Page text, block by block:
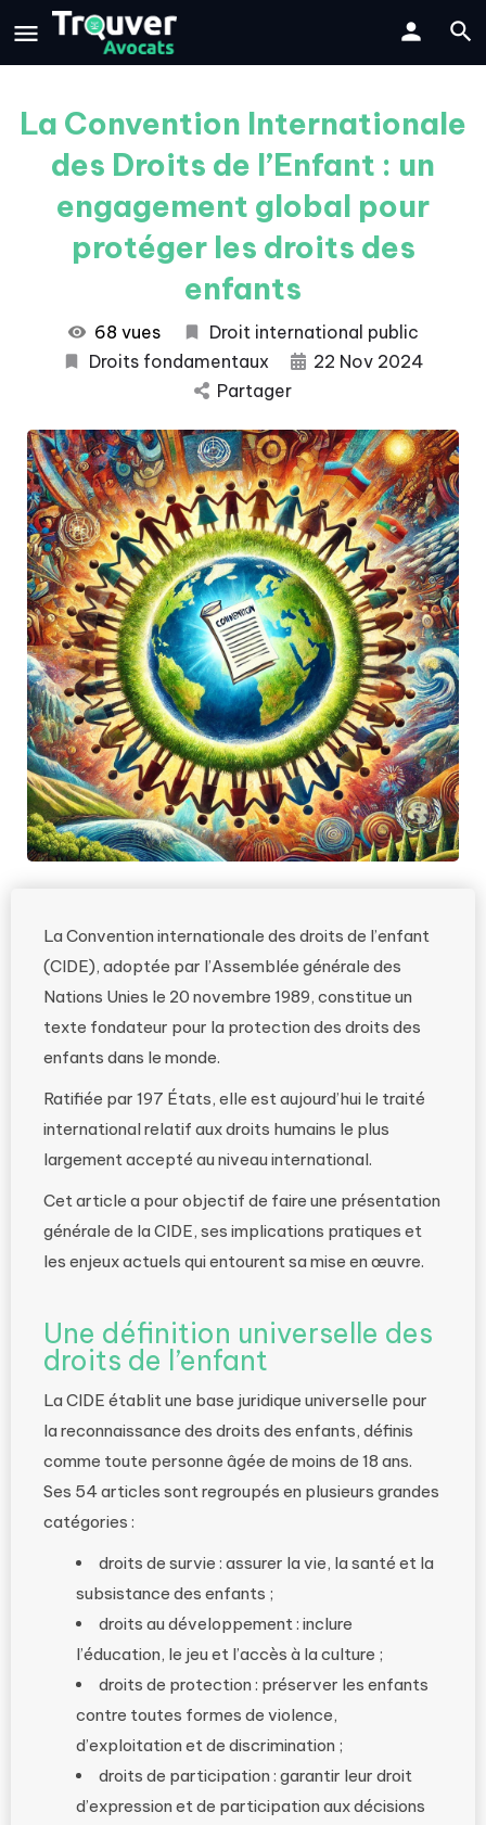
La Convention Internationale
des Droits de l’Enfant : un
engagement global pour
protéger les droits des
enfants
68 vues
Droit international public
Droits fondamentaux
22 Nov 2024
Partager
La Convention internationale des droits de l’enfant
(CIDE), adoptée par l’Assemblée générale des
Nations Unies le 20 novembre 1989, constitue un
texte fondateur pour la protection des droits des
enfants dans le monde.
Ratifiée par 197 États, elle est aujourd’hui le traité
international relatif aux droits humains le plus
largement accepté au niveau international.
Cet article a pour objectif de faire une présentation
générale de la CIDE, ses implications pratiques et
les enjeux actuels qui entourent sa mise en œuvre.
Une définition universelle des
droits de l’enfant
La CIDE établit une base juridique universelle pour
la reconnaissance des droits des enfants, définis
comme toute personne âgée de moins de 18 ans.
Ses 54 articles sont regroupés en plusieurs grandes
catégories :
droits de survie : assurer la vie, la santé et la
subsistance des enfants ;
droits au développement : inclure
l’éducation, le jeu et l’accès à la culture ;
droits de protection : préserver les enfants
contre toutes formes de violence,
d’exploitation et de discrimination ;
droits de participation : garantir leur droit
d’expression et de participation aux décisions